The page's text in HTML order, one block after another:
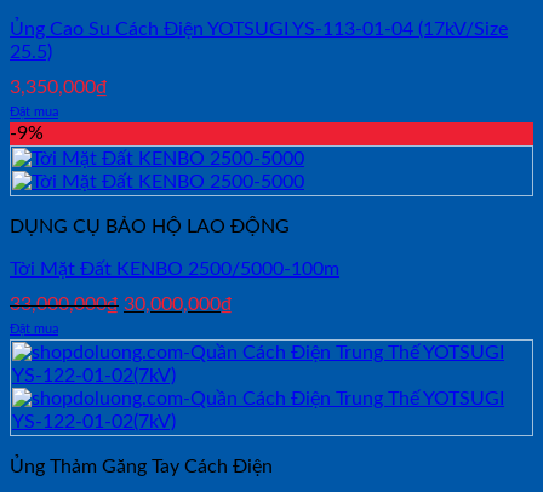
Ủng Cao Su Cách Điện YOTSUGI YS-113-01-04 (17kV/Size
25.5)
3,350,000₫
Đặt mua
-9%
DỤNG CỤ BẢO HỘ LAO ĐỘNG
Tời Mặt Đất KENBO 2500/5000-100m
33,000,000₫ Giá
là:
33,000,000₫.
30,000,000₫
tại
30,000,000₫.
Đặt mua
Ủng Thảm Găng Tay Cách Điện